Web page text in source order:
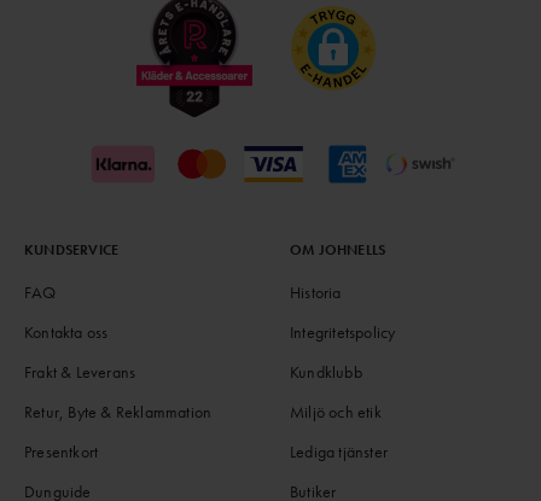
KUNDSERVICE
FAQ
Kontakta oss
Frakt & Leverans
Retur, Byte & Reklammation
Presentkort
Dunguide
OM JOHNELLS
Historia
Integritetspolicy
Kundklubb
Miljö och etik
Lediga tjänster
Butiker